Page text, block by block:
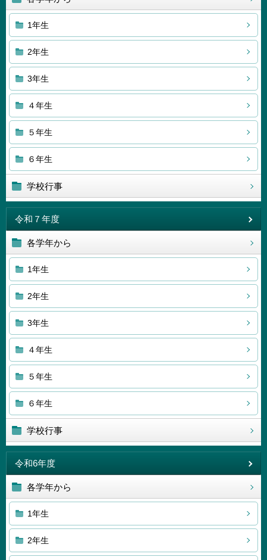
1年生
2年生
3年生
４年生
５年生
６年生
学校行事
令和７年度
各学年から
1年生
2年生
3年生
４年生
５年生
６年生
学校行事
令和6年度
各学年から
1年生
2年生